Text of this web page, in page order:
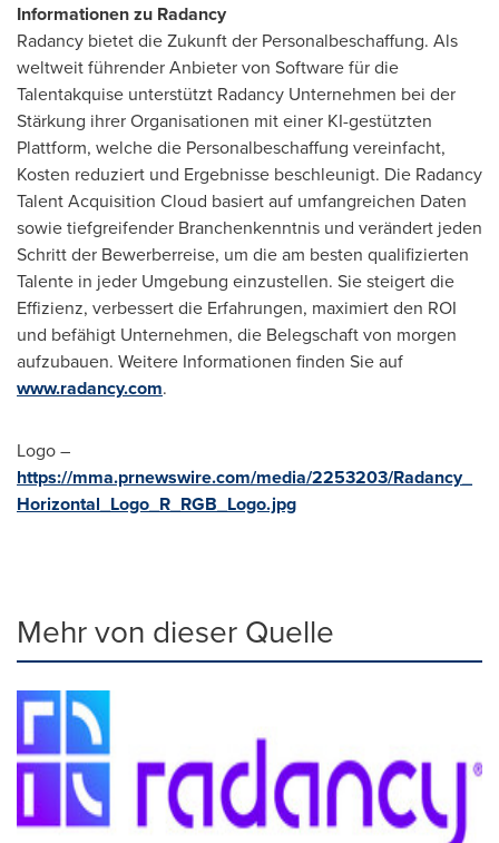
Informationen zu Radancy
Radancy bietet die Zukunft der Personalbeschaffung. Als
weltweit führender Anbieter von Software für die
Talentakquise unterstützt Radancy Unternehmen bei der
Stärkung ihrer Organisationen mit einer KI-gestützten
Plattform, welche die Personalbeschaffung vereinfacht,
Kosten reduziert und Ergebnisse beschleunigt. Die Radancy
Talent Acquisition Cloud basiert auf umfangreichen Daten
sowie tiefgreifender Branchenkenntnis und verändert jeden
Schritt der Bewerberreise, um die am besten qualifizierten
Talente in jeder Umgebung einzustellen. Sie steigert die
Effizienz, verbessert die Erfahrungen, maximiert den ROI
und befähigt Unternehmen, die Belegschaft von morgen
aufzubauen. Weitere Informationen finden Sie auf
www.radancy.com.
Logo –
https://mma.prnewswire.com/media/2253203/Radancy_
Horizontal_Logo_R_RGB_Logo.jpg
Mehr von dieser Quelle